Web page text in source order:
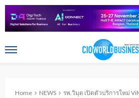
Home NEWS รพ.วิมุต เปิดตัวบริการใหม่